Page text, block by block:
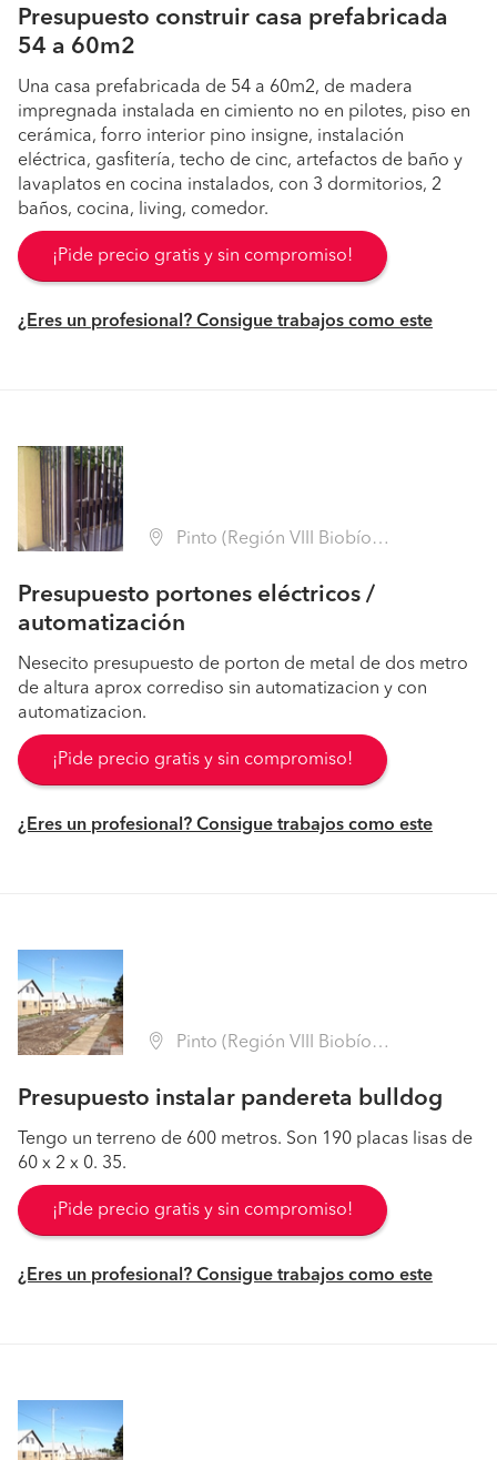
Presupuesto construir casa prefabricada
54 a 60m2
Una casa prefabricada de 54 a 60m2, de madera
impregnada instalada en cimiento no en pilotes, piso en
cerámica, forro interior pino insigne, instalación
eléctrica, gasfitería, techo de cinc, artefactos de baño y
lavaplatos en cocina instalados, con 3 dormitorios, 2
baños, cocina, living, comedor.
¡Pide precio gratis y sin compromiso!
¿Eres un profesional? Consigue trabajos como este
Pinto (Región VIII Biobío - Ñuble)
Presupuesto portones eléctricos /
automatización
Nesecito presupuesto de porton de metal de dos metro
de altura aprox corrediso sin automatizacion y con
automatizacion.
¡Pide precio gratis y sin compromiso!
¿Eres un profesional? Consigue trabajos como este
Pinto (Región VIII Biobío - Ñuble)
Presupuesto instalar pandereta bulldog
Tengo un terreno de 600 metros. Son 190 placas lisas de
60 x 2 x 0. 35.
¡Pide precio gratis y sin compromiso!
¿Eres un profesional? Consigue trabajos como este